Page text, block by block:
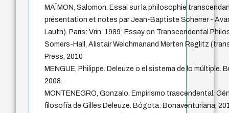
MAÏMON, Salomon. Essai sur la philosophie
présentation et notes par Jean-Baptiste Scherrer -
Lauth). Paris: Vrin, 1989; Essay on Transcendental
Somers-Hall, Alistair Welchmanand Merten Reglitz
Press, 2010
MENGUE, Philippe. Deleuze o el sistema de lo múltiple.
2008.
MONTENEGRO, Gonzalo. Empirismo trascendental.
filosofía de Gilles Deleuze. Bógota: Bonaventuriana,